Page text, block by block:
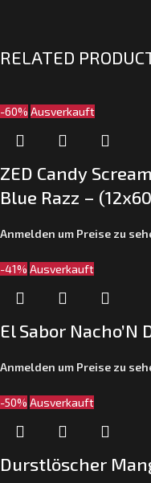
RELATED
-60% Ausverkauft
ZED Candy
Blue Razz –
Anmelden um Preise zu
-41% Ausverkauft
El Sabor Nacho’N
Anmelden um Preise zu
-50% Ausverkauft
Durstlöscher